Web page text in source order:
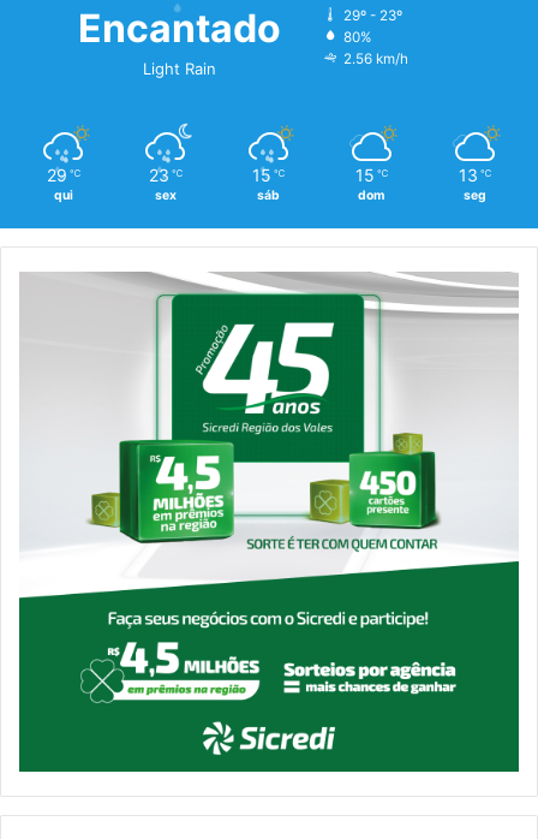
Encantado
Light Rain
29º - 23º
80%
2.56 km/h
29 ℃
qui
23 ℃
sex
15 ℃
sáb
15 ℃
dom
13 ℃
seg